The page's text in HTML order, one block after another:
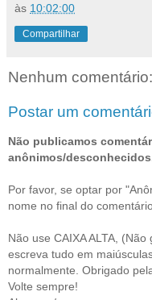
às 10:02:00
Compartilhar
Nenhum comentário:
Postar um
Não publicamos
anônimos/
Por favor, se optar por
nome no final do
Não use CAIXA ALTA,
escreva tudo em
normalmente. Obrigado
Volte sempre!